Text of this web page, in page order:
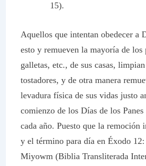
15).
Aquellos que intentan obedecer a
esto y remueven la mayoría de los
galletas, etc., de sus casas,
tostadores, y de otra manera
levadura física de sus vidas justo
comienzo de los Días de los
cada año. Puesto que la remoción
y el término para día en Éxodo 12:
Miyowm (Biblia Transliterada